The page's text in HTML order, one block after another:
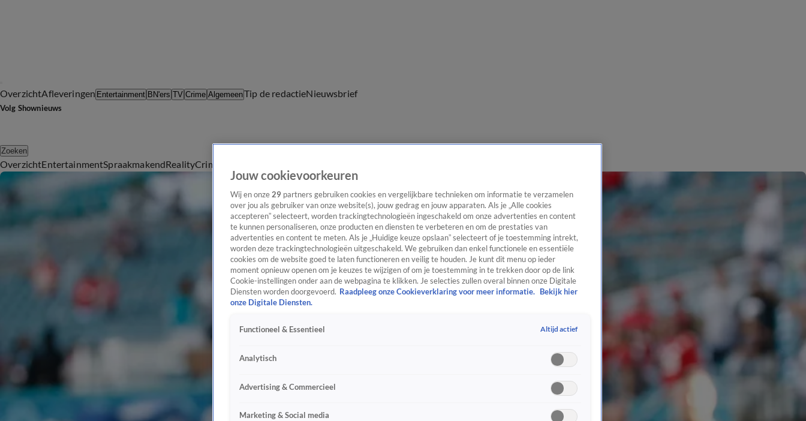
OverzichtAfleveringen Entertainment BN'ers TV Crime AlgemeenTip de redactieNieuwsbrief
Volg Shownieuws
Zoeken
OverzichtEntertainmentSpraakmakendRealityCrime
Jouw cookievoorkeuren
Wij en onze 29 partners gebruiken cookies en vergelijkbare technieken om informatie te verzamelen
over jou als gebruiker van onze website(s), jouw gedrag en jouw apparaten. Als je „Alle cookies
accepteren” selecteert, worden trackingtechnologieën ingeschakeld om onze advertenties en content
te kunnen personaliseren, onze producten en diensten te verbeteren en om de prestaties van
advertenties en content te meten. Als je „Huidige keuze opslaan” selecteert of je toestemming intrekt,
worden deze trackingtechnologieën uitgeschakeld. We gebruiken dan enkel functionele en essentiële
cookies om de website goed te laten functioneren en veilig te houden. Je kunt dit menu op ieder
moment opnieuw openen om je keuzes te wijzigen of om je toestemming in te trekken door op de link
Cookie-instellingen onder aan de webpagina te klikken. Je selecties zullen overal binnen onze Digitale
Diensten worden doorgevoerd. Raadpleeg onze Cookieverklaring voor meer informatie.
Bekijk hier
onze Digitale Diensten.
Functioneel & Essentieel Altijd actief
Analytisch
Advertising & Commercieel
Marketing & Social media